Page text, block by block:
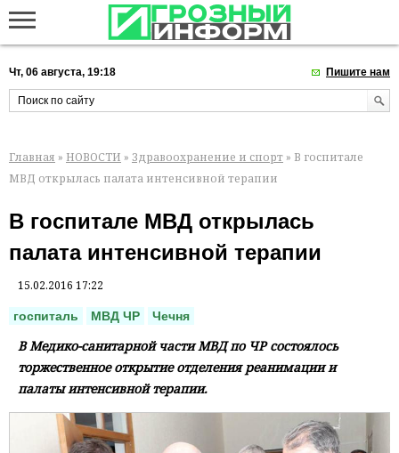
Чт, 06 августа, 19:18 Пишите нам
Главная » НОВОСТИ » Здравоохранение и спорт » В госпитале
МВД открылась палата интенсивной терапии
В госпитале МВД открылась
палата интенсивной терапии
15.02.2016 17:22
госпиталь МВД ЧР Чечня
В Медико-санитарной части МВД по ЧР состоялось
торжественное открытие отделения реанимации и
палаты интенсивной терапии.